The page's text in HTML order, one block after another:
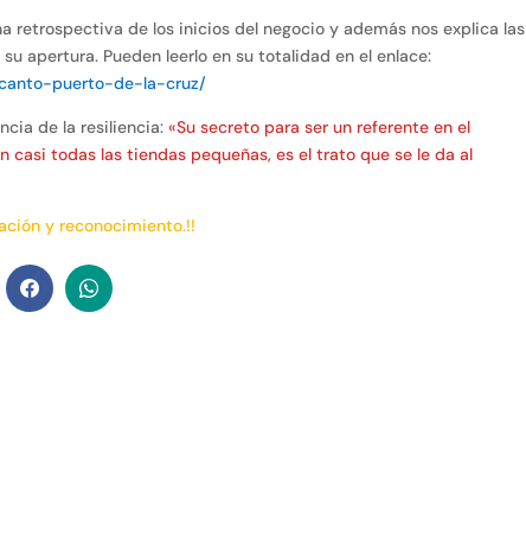
retrospectiva de los inicios del negocio y además nos explica las
apertura. Pueden leerlo en su totalidad en el enlace:
puerto-de-la-cruz/
de la resiliencia: «Su secreto para ser un referente en el
casi todas las tiendas pequeñas, es el trato que se le da al
y reconocimiento.!!